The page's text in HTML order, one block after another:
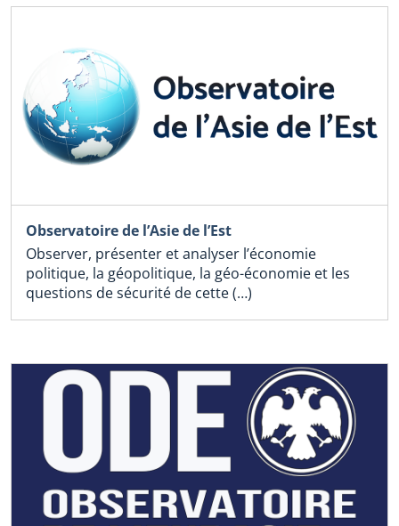
Observatoire de l’Asie de l’Est
Observer, présenter et analyser l’économie
politique, la géopolitique, la géo-économie et les
questions de sécurité de cette (…)